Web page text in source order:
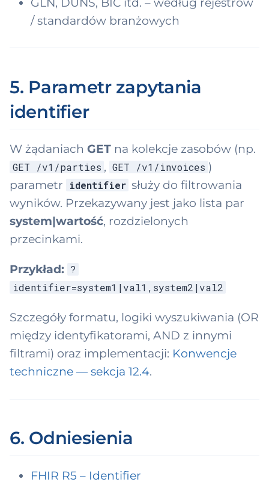
GLN, DUNS, BIC itd. – według rejestrów
/ standardów branżowych
5. Parametr zapytania
identifier
W żądaniach GET na kolekcje zasobów (np.
GET /v1/parties , GET /v1/invoices )
parametr
identifier służy do filtrowania
wyników. Przekazywany jest jako lista par
system|wartość, rozdzielonych
przecinkami.
Przykład: ?
identifier=system1|val1,system2|val2
Szczegóły formatu, logiki wyszukiwania (OR
między identyfikatorami, AND z innymi
filtrami) oraz implementacji: Konwencje
techniczne — sekcja 12.4.
6. Odniesienia
FHIR R5 – Identifier